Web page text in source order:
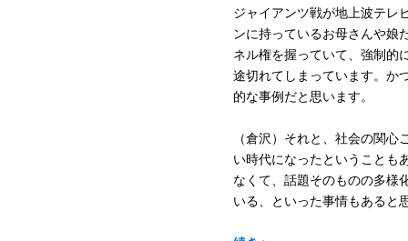
ジャイアンツ戦が地上波テレ
ンに持っているお母さんや娘
ネル権を握っていて、強制的
途切れてしまっています。か
的な事例だと思います。
（倉沢）それと、社会の関
い時代になったということも
なくて、話題そのものの多様
いる、といった事情もあると